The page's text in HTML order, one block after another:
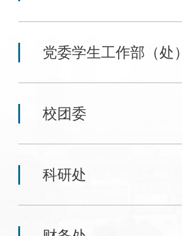
党委学生工作部（处）
校团委
科研处